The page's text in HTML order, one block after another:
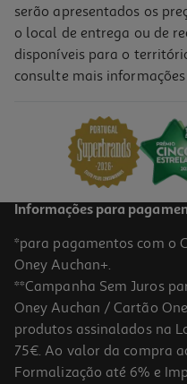
serão apresentados os
o local de entrega ou de
disponíveis para o
consulte mais informações
Informações para
*para pagamentos com o
Oney Auchan+.
**Campanha Sem Juros
Oney Auchan / Cartão
produtos assinalados na
75€. Ao valor da compra
Formalização até 6% e